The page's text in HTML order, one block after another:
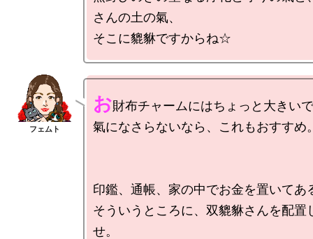
さんの土の氣、
お財布チャームにはちょっと大きい
氣になさらないなら、これもおすすめ
印鑑、通帳、家の中でお金を置いてあ
そういうところに、双貔貅さんを配置
せ。